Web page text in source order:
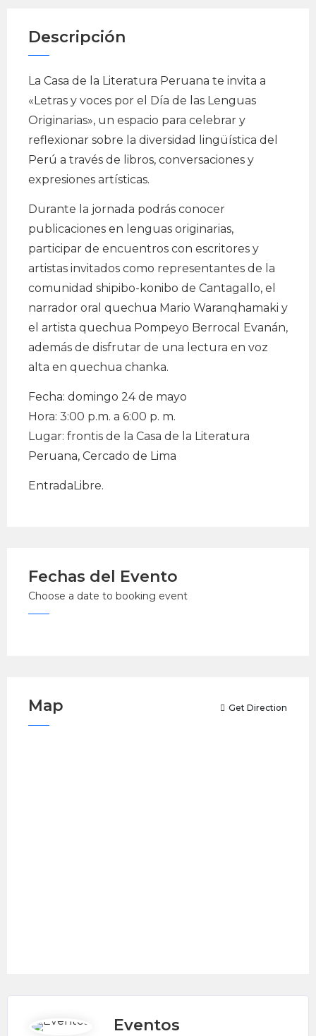
Descripción
La Casa de la Literatura Peruana te invita a
«Letras y voces por el Día de las Lenguas
Originarias», un espacio para celebrar y
reflexionar sobre la diversidad lingüística del
Perú a través de libros, conversaciones y
expresiones artísticas.
Durante la jornada podrás conocer
publicaciones en lenguas originarias,
participar de encuentros con escritores y
artistas invitados como representantes de la
comunidad shipibo-konibo de Cantagallo, el
narrador oral quechua Mario Waranqhamaki y
el artista quechua Pompeyo Berrocal Evanán,
además de disfrutar de una lectura en voz
alta en quechua chanka.
Fecha: domingo 24 de mayo
Hora: 3:00 p.m. a 6:00 p. m.
Lugar: frontis de la Casa de la Literatura
Peruana, Cercado de Lima
EntradaLibre.
Fechas del Evento
Choose a date to booking event
Map Get Direction
Eventos